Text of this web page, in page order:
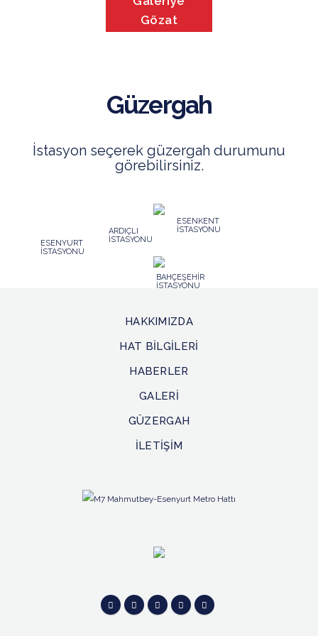
Gözat
Güzergah
İstasyon seçerek güzergah durumunu
görebilirsiniz.
ESENYURT
İSTASYONU
ARDIÇLI
İSTASYONU
ESENKENT
İSTASYONU
BAHÇEŞEHİR
İSTASYONU
İSTASYONU
TOPLU
KONUT
HAKKIMIZDA
HAT BİLGİLERİ
HABERLER
GALERİ
GÜZERGAH
İLETİŞİM